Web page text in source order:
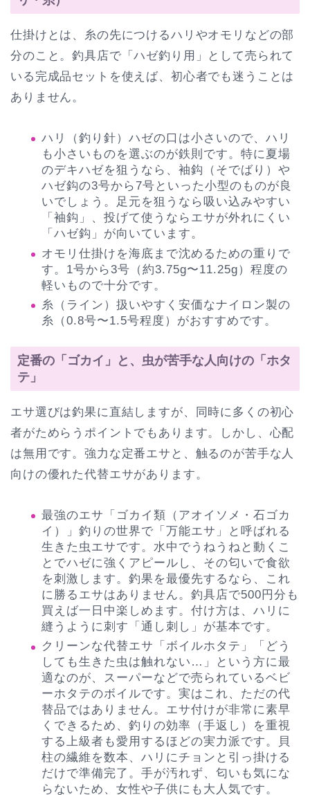
仕掛けとは、糸の先につけるハリやオモリなどの部
分のこと。釣具店で「ハゼ釣り用」として売られて
いる完成品セットを使えば、初心者でも迷うことは
ありません。
ハリ（釣り針）ハゼの口は小さいので、ハリ
も小さいものを選ぶのが鉄則です。特に夏場
のデキハゼを狙うなら、袖鈎（そでばり）や
ハゼ鈎の3号から7号といった小型のものが良
いでしょう。足元を狙うなら吸い込みやすい
「袖鈎」、投げて使うならエサが外れにくい
「ハゼ鈎」が向いています。
オモリ仕掛けを海底まで沈めるための重りで
す。1号から3号（約3.75g〜11.25g）程度の
軽いもので十分です。
糸（ライン）扱いやすく安価なナイロン製の
糸（0.8号〜1.5号程度）がおすすめです。
定番の「ゴカイ」と、虫が苦手な人向けの「ホタ
テ」
エサ選びは釣果に直結しますが、同時に多くの初心
者がためらうポイントでもあります。しかし、心配
は無用です。強力な定番エサと、触るのが苦手な人
向けの優れた代替エサがあります。
最強のエサ「ゴカイ類（アオイソメ・石ゴカ
イ）」釣りの世界で「万能エサ」と呼ばれる
生きた虫エサです。水中でうねうねと動くこ
とでハゼに強くアピールし、その匂いで食欲
を刺激します。釣果を最優先するなら、これ
に勝るエサはありません。釣具店で500円分も
買えば一日中楽しめます。付け方は、ハリに
縫うように刺す「通し刺し」が基本です。
クリーンな代替エサ「ボイルホタテ」「どう
しても生きた虫は触れない…」という方に最
適なのが、スーパーなどで売られているベビ
ーホタテのボイルです。実はこれ、ただの代
替品ではありません。エサ付けが非常に素早
くできるため、釣りの効率（手返し）を重視
する上級者も愛用するほどの実力派です。貝
柱の繊維を数本、ハリにチョンと引っ掛ける
だけで準備完了。手が汚れず、匂いも気にな
らないため、女性や子供にも大人気です。